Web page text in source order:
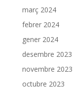
març 2024
febrer 2024
gener 2024
desembre 2023
novembre 2023
octubre 2023